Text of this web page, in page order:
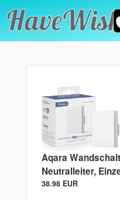
Aqara
Neutralleiter,
38.98 EUR